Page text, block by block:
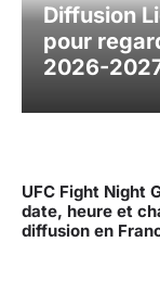
Diffusion
pour
2026-
UFC Fight Night
date, heure et
diffusion en